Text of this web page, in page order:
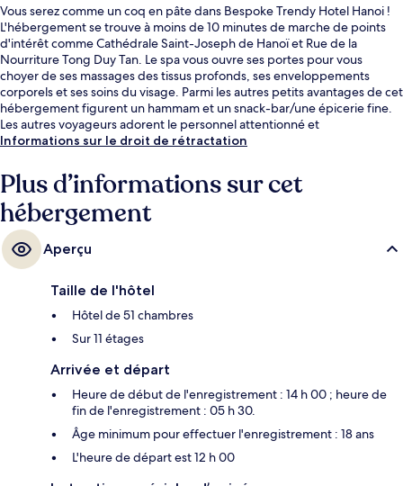
Vous serez comme un coq en pâte dans Bespoke Trendy Hotel Hanoi !
L'hébergement se trouve à moins de 10 minutes de marche de points
d'intérêt comme Cathédrale Saint-Joseph de Hanoï et Rue de la
Nourriture Tong Duy Tan. Le spa vous ouvre ses portes pour vous
choyer de ses massages des tissus profonds, ses enveloppements
corporels et ses soins du visage. Parmi les autres petits avantages de cet
hébergement figurent un hammam et un snack-bar/une épicerie fine.
Les autres voyageurs adorent le personnel attentionné et
l'emplacement.
Informations sur le droit de rétractation
Plus d’informations sur cet
hébergement
Aperçu
Taille de l'hôtel
Hôtel de 51 chambres
Sur 11 étages
Arrivée et départ
Heure de début de l'enregistrement : 14 h 00 ; heure de
fin de l'enregistrement : 05 h 30.
Âge minimum pour effectuer l'enregistrement : 18 ans
L'heure de départ est 12 h 00